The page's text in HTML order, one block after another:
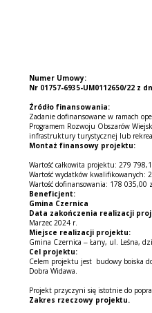
Numer Umowy:
Nr 01757-6935-UM0112650/22 z
Źródło finansowania:
Zadanie dofinansowane w ramach
Programem Rozwoju Obszarów
infrastruktury turystycznej lub
Montaż finansowy projektu:
Wartość całkowita projektu: 279
Wartość wydatków kwalifikowanych:
Wartość dofinansowania: 178 035,00
Beneficjent:
Gmina Czernica
Data zakończenia realizacji
Marzec 2024 r.
Miejsce realizacji projektu:
Gmina Czernica – Łany, ul. Leśna,
Cel projektu:
Celem projektu jest budowy boiska
Dobra Widawa.
Projekt przyczyni się istotnie do
Zakres rzeczowy projektu.